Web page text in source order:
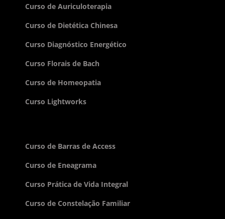
Curso de Auriculoterapia
Curso de Dietética Chinesa
Curso Diagnóstico Energético
Curso Florais de Bach
Curso de Homeopatia
Curso Lightworks
Curso de Barras de Access
Curso de Eneagrama
Curso Prática de Vida Integral
Curso de Constelação Familiar